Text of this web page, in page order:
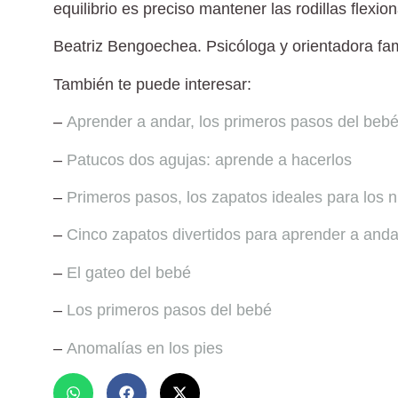
equilibrio es preciso mantener las rodillas
Beatriz Bengoechea. Psicóloga y orientadora
También te puede interesar:
– Aprender a andar, los primeros pasos del bebé
– Patucos dos agujas: aprende a hacerlos
– Primeros pasos, los zapatos ideales para los
– Cinco zapatos divertidos para aprender a
– El gateo del bebé
– Los primeros pasos del bebé
– Anomalías en los pies